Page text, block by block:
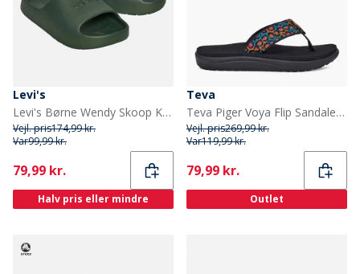
Levi's
Levi's Børne Wendy Skoop Khaki 0581
Vejl. pris174,99 kr.
Var99,99 kr.
Current
79,99 kr.
Halv pris eller mindre
Teva
Teva Piger Voya Flip Sandaler Dorinda Black Multi
Vejl. pris269,99 kr.
Var119,99 kr.
Current
79,99 kr.
Outlet